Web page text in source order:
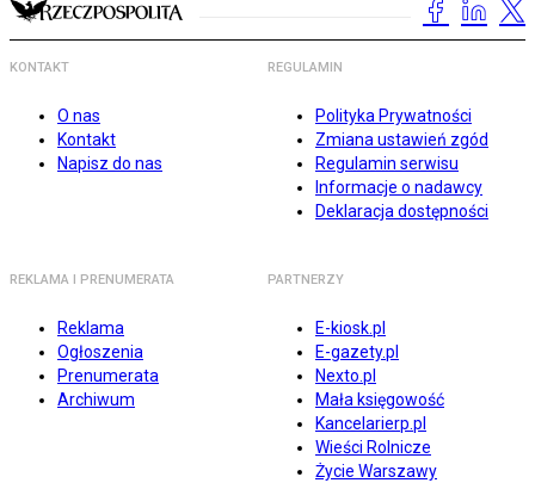
KONTAKT
O nas
Kontakt
Napisz do nas
REGULAMIN
Polityka Prywatności
Zmiana ustawień zgód
Regulamin serwisu
Informacje o nadawcy
Deklaracja dostępności
REKLAMA I PRENUMERATA
Reklama
Ogłoszenia
Prenumerata
Archiwum
PARTNERZY
E-kiosk.pl
E-gazety.pl
Nexto.pl
Mała księgowość
Kancelarierp.pl
Wieści Rolnicze
Życie Warszawy